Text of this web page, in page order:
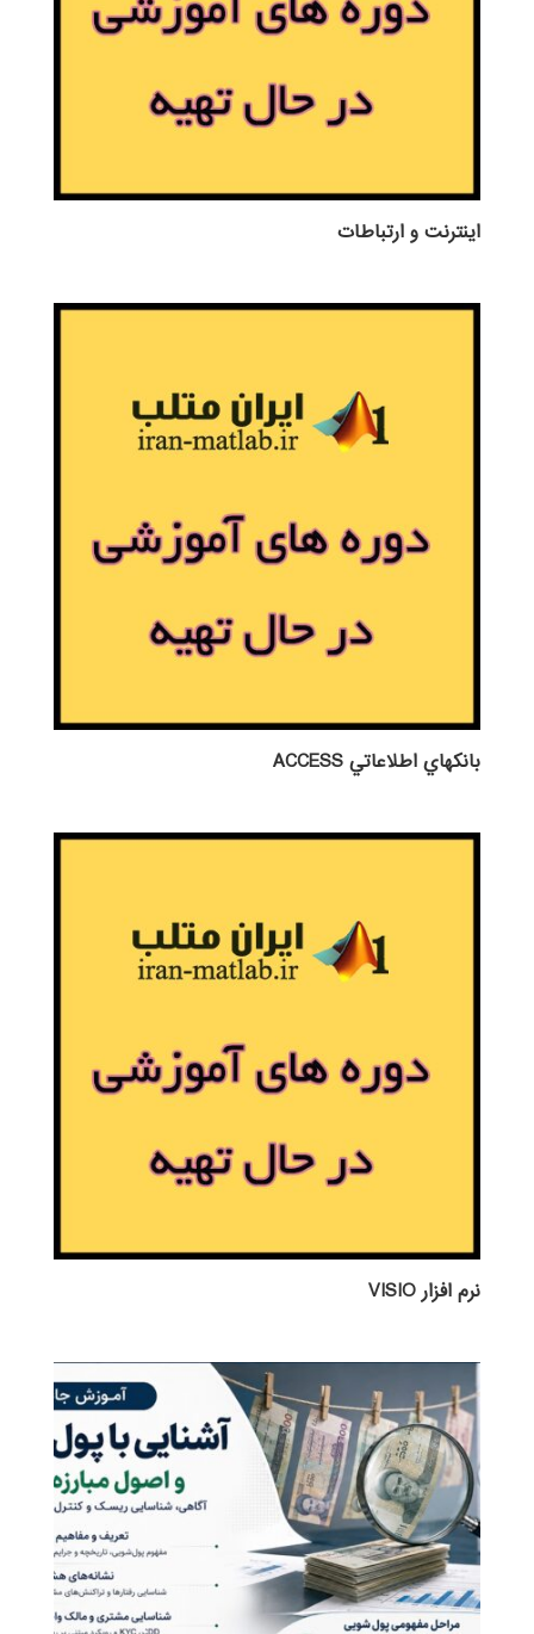
اينترنت و ارتباطات
بانكهاي اطلاعاتي ACCESS
نرم افزار VISIO